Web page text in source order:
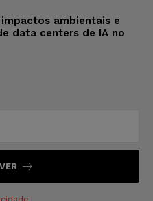
ambientais e
data centers de IA no